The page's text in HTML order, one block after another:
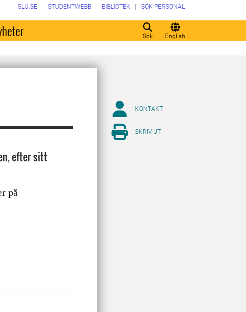
Sök English
SLU.SE STUDENTWEBB BIBLIOTEK SÖK PERSONAL
efter sitt
på
KONTAKT
SKRIV UT